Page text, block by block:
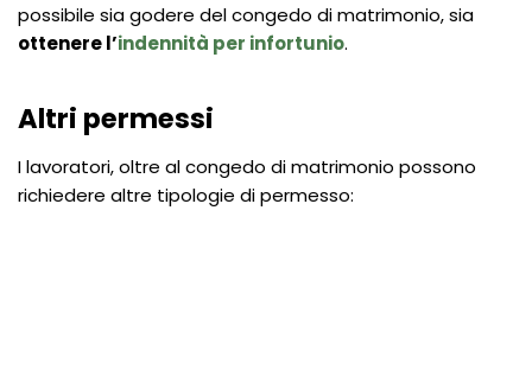
possibile sia godere del congedo di matrimonio, sia
ottenere l’indennità per infortunio.
Altri permessi
I lavoratori, oltre al congedo di matrimonio possono
richiedere altre tipologie di permesso: